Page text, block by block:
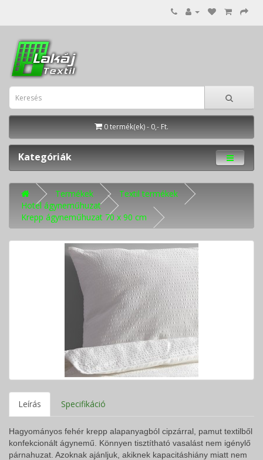
0 termék(ek) - 0,- Ft.
Kategóriák
Termékek
Textil termékek
Hotel ágyneműhuzat
Krepp ágyneműhuzat 70 x 90 cm
Leírás Specifikáció
Hagyományos fehér krepp alapanyagból cipzárral, pamut textilből
konfekcionált ágynemű. Könnyen tisztítható vasalást nem igénylő
párnahuzat. Azoknak ajánljuk, akiknek kapacitáshiány miatt nem